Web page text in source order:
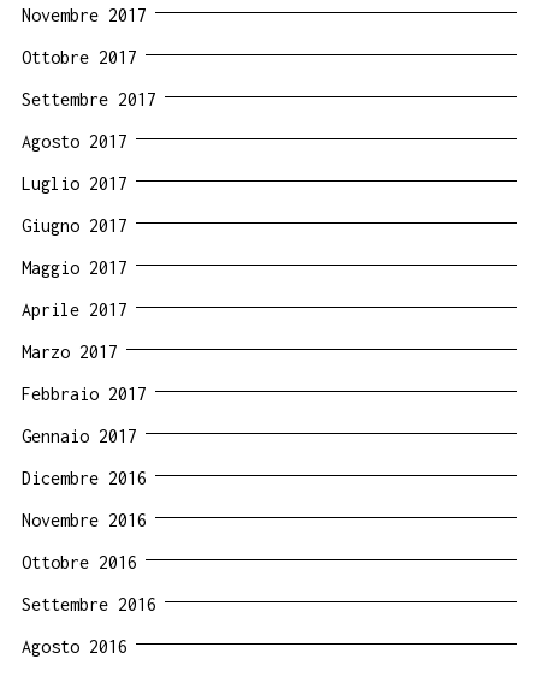
Novembre 2017
Ottobre 2017
Settembre 2017
Agosto 2017
Luglio 2017
Giugno 2017
Maggio 2017
Aprile 2017
Marzo 2017
Febbraio 2017
Gennaio 2017
Dicembre 2016
Novembre 2016
Ottobre 2016
Settembre 2016
Agosto 2016